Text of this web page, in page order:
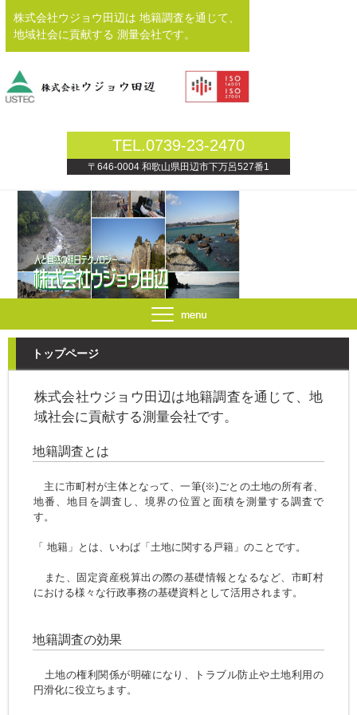
株式会社ウジョウ田辺は 地籍調査を通じて、
地域社会に貢献する 測量会社です。
TEL.0739-23-2470
〒646-0004 和歌山県田辺市下万呂527番1
トップページ
株式会社ウジョウ田辺は地籍調査を通じて、地
域社会に貢献する測量会社です。
地籍調査とは
主に市町村が主体となって、一筆(※)ごとの土地の所有者、
地番、地目を調査し、境界の位置と面積を測量する調査で
す。
「 地籍」とは、いわば「土地に関する戸籍」のことです。
また、固定資産税算出の際の基礎情報となるなど、市町村
における様々な行政事務の基礎資料として活用されます。
地籍調査の効果
土地の権利関係が明確になり、トラブル防止や土地利用の
円滑化に役立ちます。